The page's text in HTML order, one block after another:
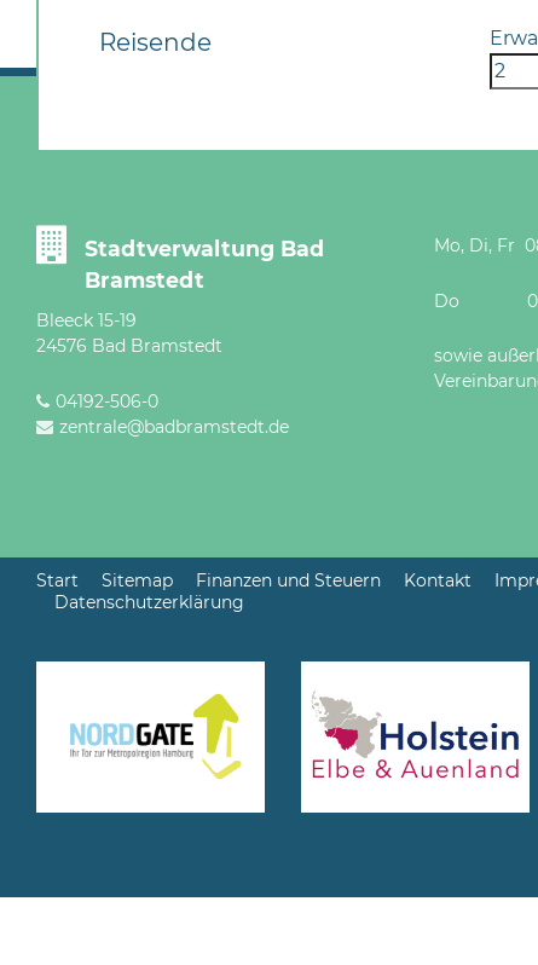
Reisende
Stadtverwaltung Bad
Bramstedt
Bleeck 15-19
24576 Bad Bramstedt
04192-506-0
zentrale@badbramstedt.de
Mo, Di, Fr
Do 08 -
sowie
Start Sitemap Finanzen und Steuern Kontakt
Datenschutzerklärung